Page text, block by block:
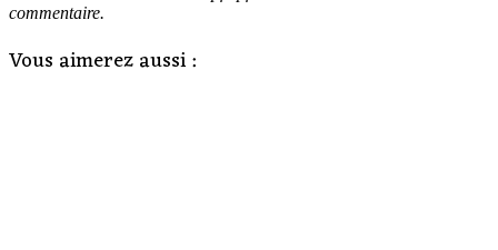
commentaire.
Vous aimerez aussi :